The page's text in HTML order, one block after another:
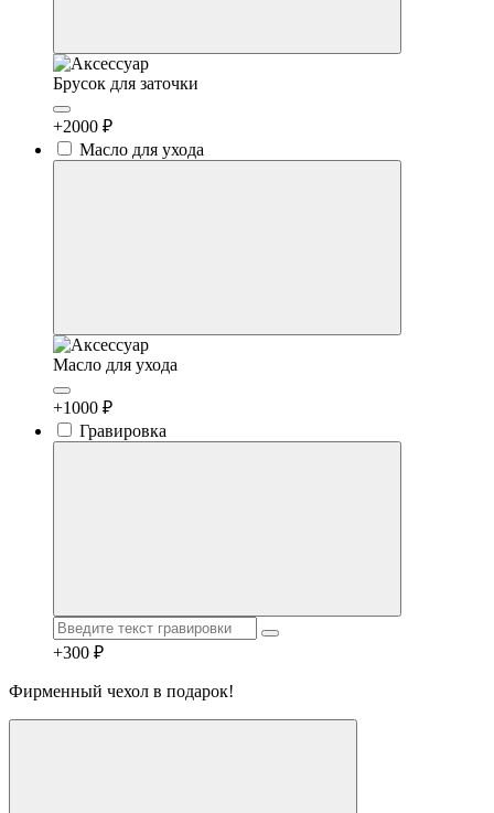
Брусок для заточки
+2000 ₽
Масло для ухода
Масло для ухода
+1000 ₽
Гравировка
+300 ₽
Фирменный чехол в подарок!